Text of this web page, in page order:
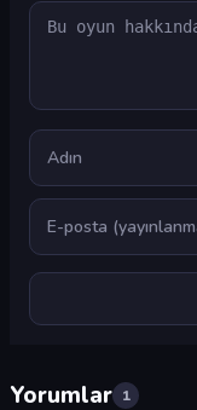
Yorum
Ad
E-posta
Yorumlar 1